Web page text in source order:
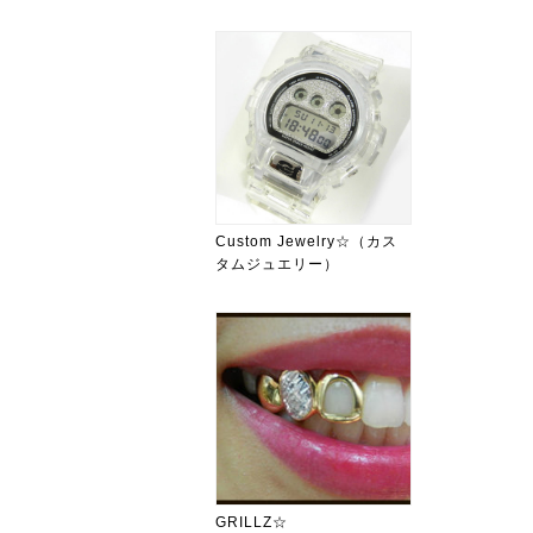
Custom Jewelry☆（カス
タムジュエリー）
GRILLZ☆